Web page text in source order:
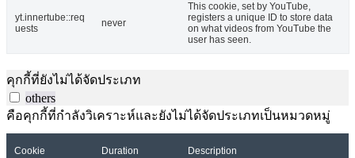
yt.innertube::req
uests
never
This cookie, set by YouTube,
registers a unique ID to store data
on what videos from YouTube the
user has seen.
คุกกี้ที่ยังไม่ได้จัดประเภท
others
คือคุกกี้ที่กำลังวิเคราะห์และยังไม่ได้จัดประเภทเป็นหมวดหมู่
Cookie Duration Description